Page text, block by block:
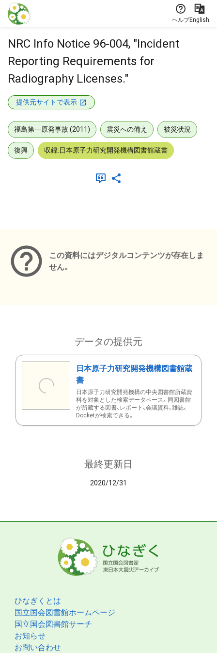
本文に飛ぶ
ヘルプEnglish
NRC Info Notice 96-004, "Incident
Reporting Requirements for
Radiography Licenses."
提供元サイトで表示
福島第一原発事故 (2011) 震災への備え 被災状況
復興 収録:日本原子力研究開発機構図書館蔵書
この資料にはデジタルコンテンツが存在しま
せん。
データの提供元
日本原子力研究開発機構図書館蔵
書
日本原子力研究開発機構の中央図書館所蔵資
料を対象とした検索データベース。同図書館
が所蔵する図書、レポート、会議資料、雑誌、
Docketが検索できる。
最終更新日
2020/12/31
ひなぎくとは
国立国会図書館ホームページ
国立国会図書館サーチ
お知らせ
お問い合わせ